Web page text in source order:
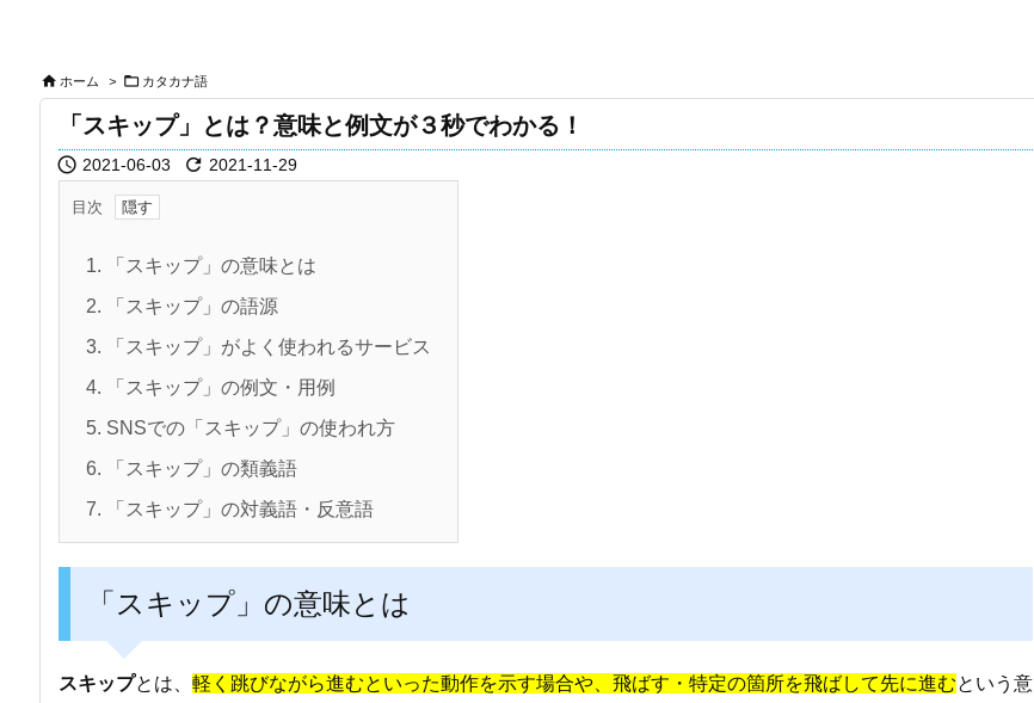
 ホーム >  カタカナ語
「スキップ」とは？意味と例文が３秒でわかる！
 2021-06-03  2021-11-29
目次
1. 「スキップ」の意味とは
2. 「スキップ」の語源
3. 「スキップ」がよく使われるサービス
4. 「スキップ」の例文・用例
5. SNSでの「スキップ」の使われ方
6. 「スキップ」の類義語
7. 「スキップ」の対義語・反意語
「スキップ」の意味とは
スキップとは、 軽く跳びながら進むといった動作を示す場合や、飛ばす・特定の箇所を飛ばして先に進むという意